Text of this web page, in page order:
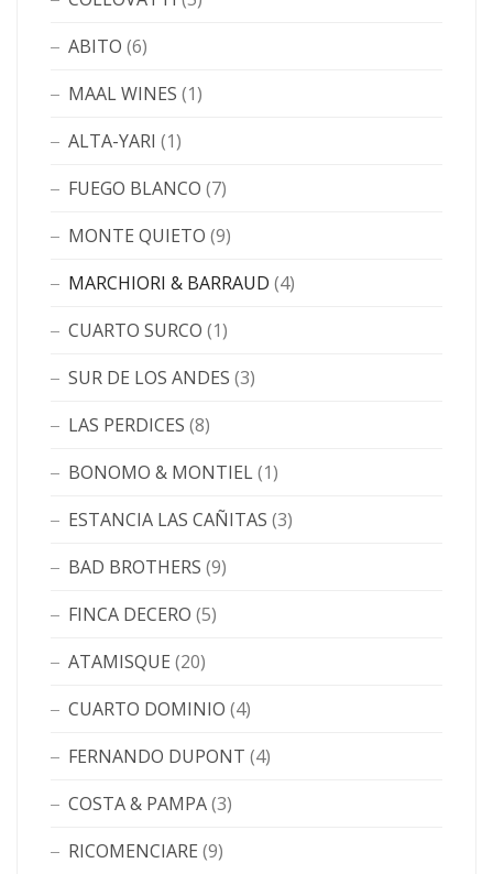
ABITO (6)
MAAL WINES (1)
ALTA-YARI (1)
FUEGO BLANCO (7)
MONTE QUIETO (9)
MARCHIORI & BARRAUD (4)
CUARTO SURCO (1)
SUR DE LOS ANDES (3)
LAS PERDICES (8)
BONOMO & MONTIEL(1)
ESTANCIA LAS CAÑITAS (3)
BAD BROTHERS (9)
FINCA DECERO (5)
ATAMISQUE (20)
CUARTO DOMINIO (4)
FERNANDO DUPONT (4)
COSTA & PAMPA(3)
RICOMENCIARE (9)